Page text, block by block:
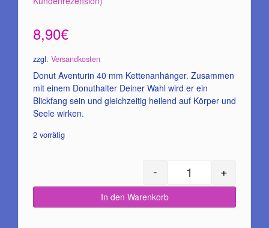
mit5.00
auf
Kundenbewertung
8,90€
zzgl. Versandkosten
Donut Aventurin 40 mm Kettenanhänger. Zusammen
mit einem Donuthalter Deiner Wahl wird er ein
Blickfang sein und gleichzeitig heilend auf Körper und
Seele wirken.
2 vorrätig
Donut Aventurin 40
- +
In den Warenkorb